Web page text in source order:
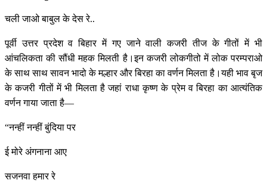
चली जाओ बाबुल के देस रे..
पूर्वी उत्तर प्रदेश व बिहार में गए जाने वाली कजरी तीज के गीतों में भी
आंचलिकता की सौंधी महक मिलती है।इन कजरी लोकगीतो में लोक परम्पराओ
के साथ साथ सावन भादो के मल्हार और बिरहा का वर्णन मिलता है।यही भाव बृज
के कजरी गीतों में भी मिलता है जहां राधा कृष्ण के प्रेम व बिरहा का आत्यंतिक
वर्णन गाया जाता है—
“नन्हीं नन्हीं बुंदिया पर
ई मोरे अंगनाना आए
सजनवा हमार रे